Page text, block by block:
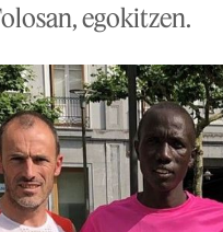
egokitzen.